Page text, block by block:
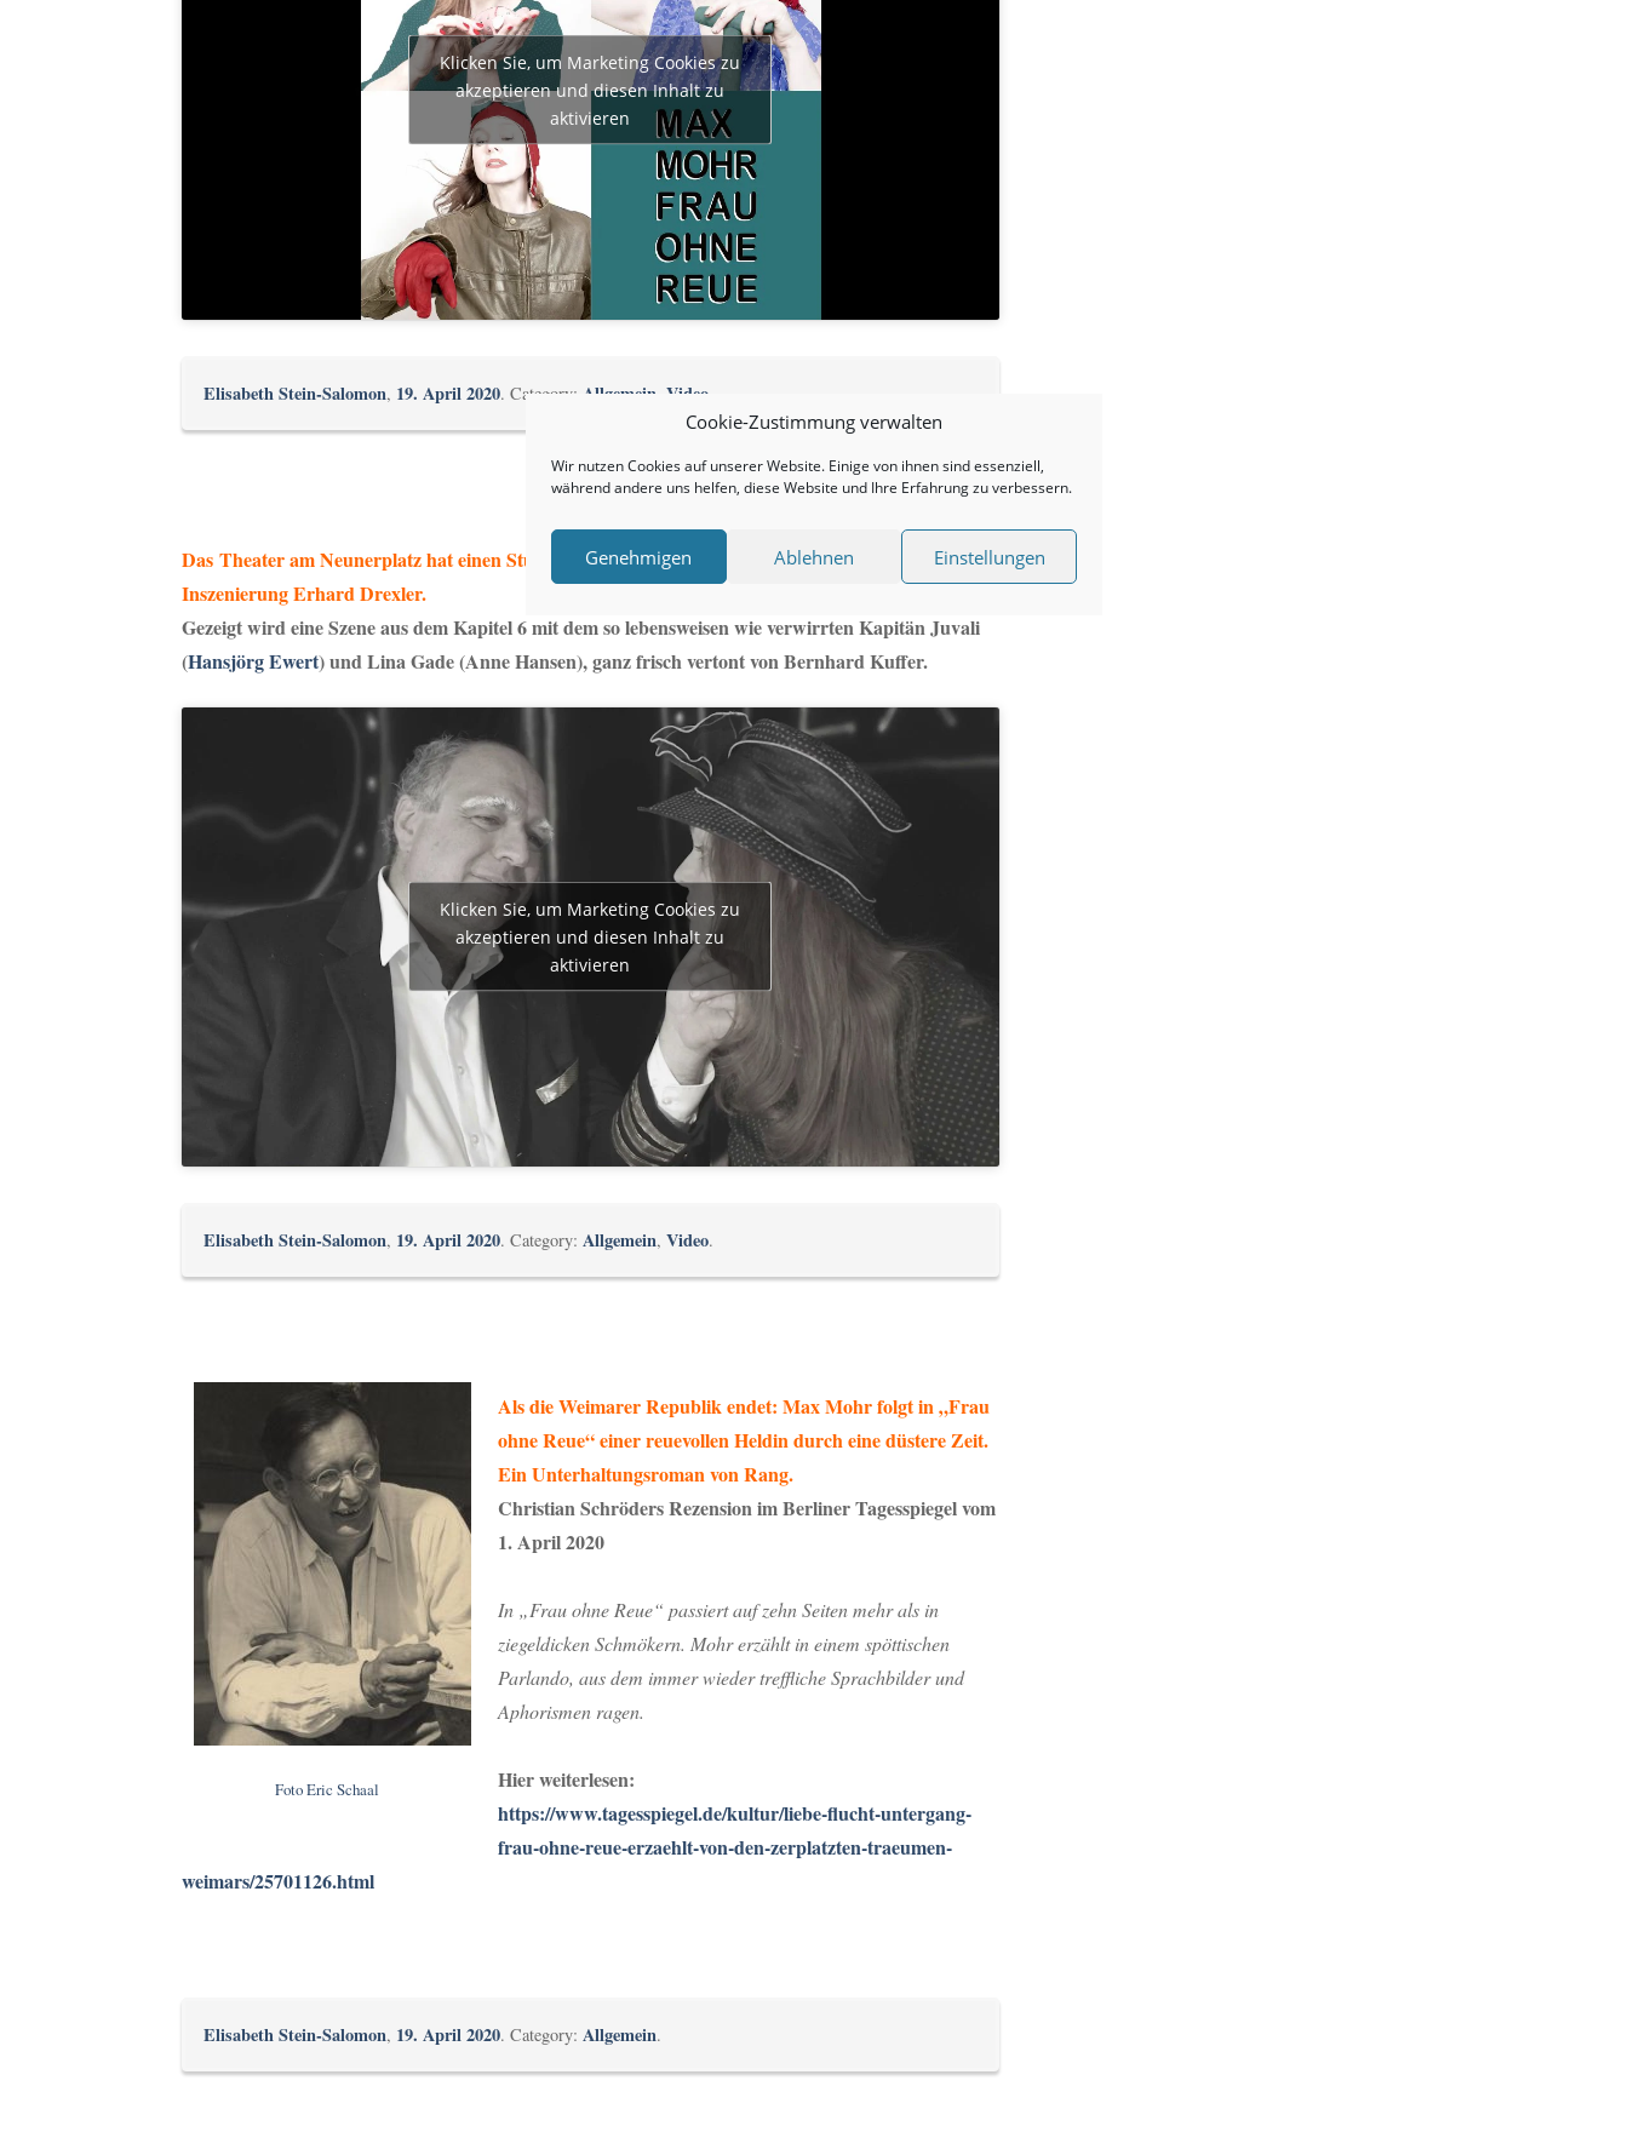
Cookie-Zustimmung verwalten
Wir nutzen Cookies auf unserer Website. Einige von ihnen sind essenziell,
während andere uns helfen, diese Website und Ihre Erfahrung zu verbessern.
Genehmigen Ablehnen Einstellungen
Klicken Sie, um Marketing Cookies zu
akzeptieren und diesen Inhalt zu
aktivieren
Elisabeth Stein-Salomon, 19. April 2020. Category: Allgemein ,Video
DasTheater am Neunerplatzhat einen Stummfilm für die Produktion „Frau ohne Reue“ gedreht,
Inszenierung Erhard Drexler.
Gezeigt wird eine Szene aus dem Kapitel 6 mit dem so lebensweisen wie verwirrten Kapitän Juvali
(Hansjörg Ewert) und Lina Gade (Anne Hansen), ganz frisch vertont von Bernhard Kuffer.
Klicken Sie, um Marketing Cookies zu
akzeptieren und diesen Inhalt zu
aktivieren
Elisabeth Stein-Salomon, 19. April 2020. Category:Allgemein,Video.
Foto Eric Schaal
Als die Weimarer Republik endet: Max Mohr folgt in „Frau
ohne Reue“ einer reuevollen Heldin durch eine düstere Zeit.
Ein Unterhaltungsroman von Rang.
Christian Schröders Rezension im Berliner Tagesspiegel vom
1. April 2020
In „Frau ohne Reue“ passiert auf zehn Seiten mehr als in
ziegeldicken Schmökern. Mohr erzählt in einem spöttischen
Parlando, aus dem immer wieder treffliche Sprachbilder und
Aphorismen ragen.
Hierweiterlesen:
https://www.tagesspiegel.de/kultur/liebe-flucht-untergang-
frau-ohne-reue-erzaehlt-von-den-zerplatzten-traeumen-
weimars/25701126.html
Elisabeth Stein-Salomon, 19. April 2020. Category:Allgemein.